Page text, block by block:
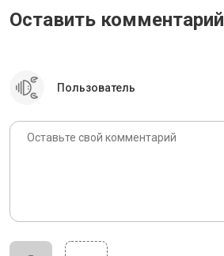
Оставить комментарий
Пользователь